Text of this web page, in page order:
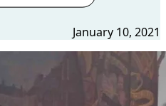
January 10, 2021